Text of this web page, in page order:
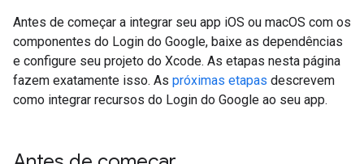
Antes de começar a integrar seu app iOS ou macOS com os
componentes do Login do Google, baixe as dependências
e configure seu projeto do Xcode. As etapas nesta página
fazem exatamente isso. As próximas etapas descrevem
como integrar recursos do Login do Google ao seu app.